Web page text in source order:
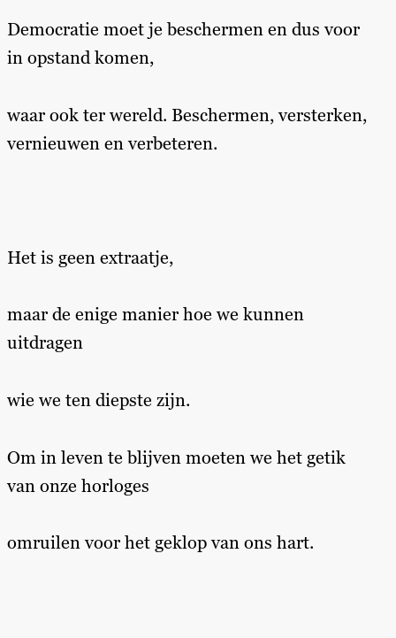
Democratie moet je beschermen en dus voor
in opstand komen,
waar ook ter wereld. Beschermen, versterken,
vernieuwen en verbeteren.
Het is geen extraatje,
maar de enige manier hoe we kunnen
uitdragen
wie we ten diepste zijn.
Om in leven te blijven moeten we het getik
van onze horloges
omruilen voor het geklop van ons hart.